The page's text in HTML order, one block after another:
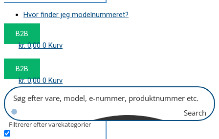
Støvsuger
Tørretumbler
Tilbehør/Plejemidler
Hvor finder jeg modelnummeret?
B2B
kr.0,00 0 Kurv
B2B
kr.0,00 0 Kurv
Search
Filtrerer efter varekategorier